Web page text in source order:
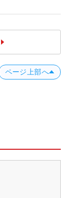
ページ上部へ